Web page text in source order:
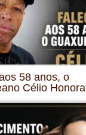
58 anos, o
Célio